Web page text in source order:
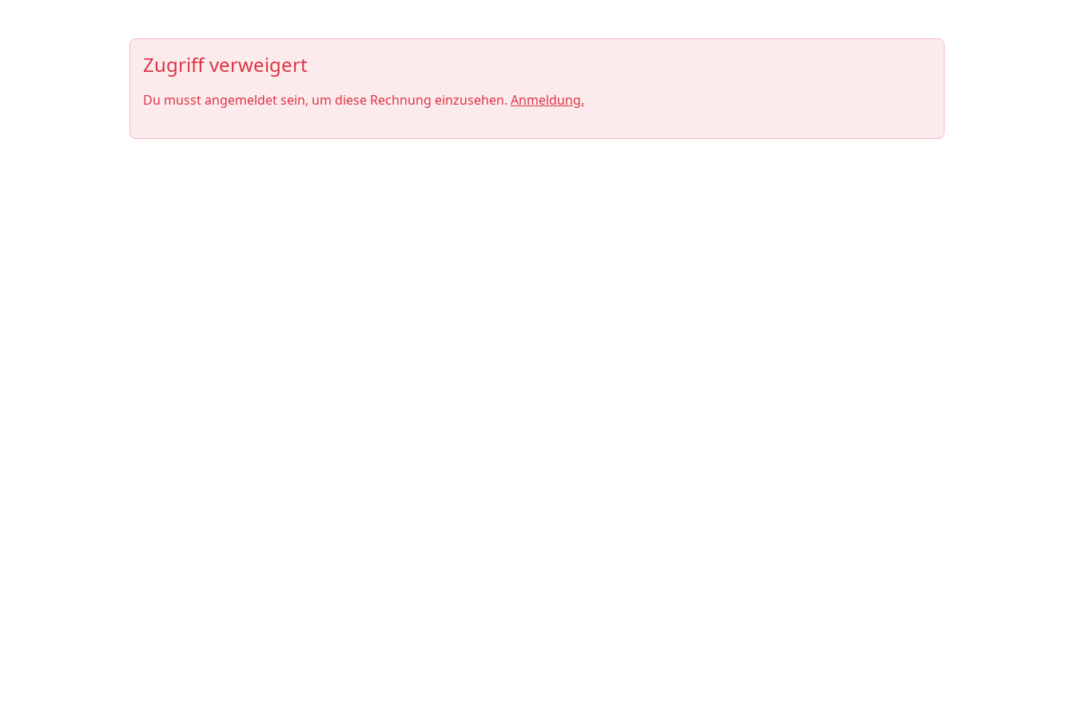
Zugriff verweigert
Du musst angemeldet sein, um diese Rechnung einzusehen. Anmeldung.